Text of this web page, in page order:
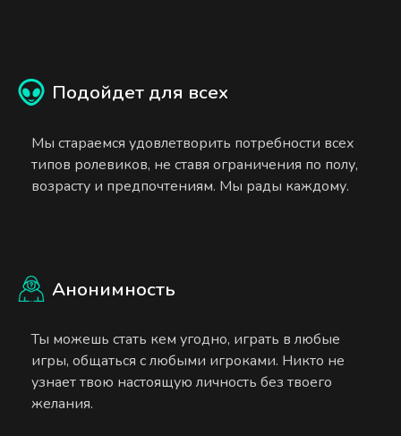
Подойдет для всех
Мы стараемся удовлетворить потребности всех
типов ролевиков, не ставя ограничения по полу,
возрасту и предпочтениям. Мы рады каждому.
Анонимность
Ты можешь стать кем угодно, играть в любые
игры, общаться с любыми игроками. Никто не
узнает твою настоящую личность без твоего
желания.